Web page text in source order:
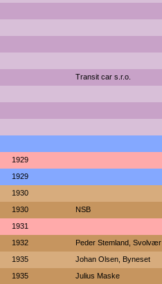
Transit car s.r.o.
1929
1929
1930
1930 NSB
1931
1932 Peder Stemland, Svolvær
1935 Johan Olsen, Byneset
1935 Julius Maske